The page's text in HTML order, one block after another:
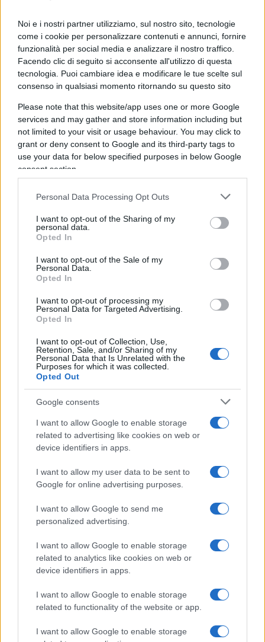
Noi e i nostri partner utilizziamo, sul nostro sito, tecnologie
come i cookie per personalizzare contenuti e annunci, fornire
funzionalità per social media e analizzare il nostro traffico.
Facendo clic di seguito si acconsente all'utilizzo di questa
tecnologia. Puoi cambiare idea e modificare le tue scelte sul
consenso in qualsiasi momento ritornando su questo sito
Please note that this website/app uses one or more Google
services and may gather and store information including but
not limited to your visit or usage behaviour. You may click to
grant or deny consent to Google and its third-party tags to
use your data for below specified purposes in below Google
consent section.
Personal Data Processing Opt Outs
I want to opt-out of the Sharing of my
personal data.
Opted In
I want to opt-out of the Sale of my
Personal Data.
Opted In
I want to opt-out of processing my
Personal Data for Targeted Advertising.
Opted In
I want to opt-out of Collection, Use,
Retention, Sale, and/or Sharing of my
Personal Data that Is Unrelated with the
Purposes for which it was collected.
Opted Out
Google consents
I want to allow Google to enable storage
related to advertising like cookies on web or
device identifiers in apps.
I want to allow my user data to be sent to
Google for online advertising purposes.
I want to allow Google to send me
personalized advertising.
I want to allow Google to enable storage
related to analytics like cookies on web or
device identifiers in apps.
I want to allow Google to enable storage
related to functionality of the website or app.
I want to allow Google to enable storage
sul figlio.
09:15 Ripresa economica, secondo ilSole 24 Ore
siamo ultimi in Europa.
10:00 Ancora chiacchiere sulministero sulla
transizione ecologica…
11:28 Consiglio dei ministri straordinario per
bloccare spostamenti tra le regioni. Da leggere
che non funziona.
Eric Gobetti lo stampista perfetto
piagnucola per gli insulti ricevuti
perché nel
giorno delle Foibe dice che occorre considerare il
attenzione qui non voglio insulti: la zuppa è fatta
da signori, non da haters.
Leggi i commenti
SEDUTE SATIRICHE
Vignetta del 07/08/2026
Vai all'archivio delle vignette
Quel concerto di Guccini con
Lotta Continua. Era troppo e
me ne andai